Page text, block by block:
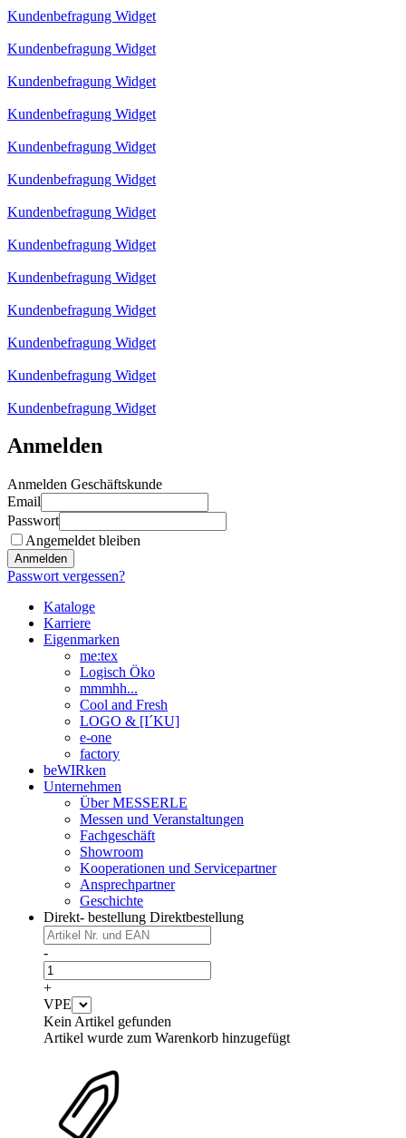
Kundenbefragung Widget
Kundenbefragung Widget
Kundenbefragung Widget
Kundenbefragung Widget
Kundenbefragung Widget
Kundenbefragung Widget
Kundenbefragung Widget
Kundenbefragung Widget
Kundenbefragung Widget
Kundenbefragung Widget
Kundenbefragung Widget
Kundenbefragung Widget
Kundenbefragung Widget
Anmelden
Anmelden Geschäftskunde
Email
Passwort
Angemeldet bleiben
Anmelden
Passwort vergessen?
Kataloge
Karriere
Eigenmarken
me:tex
Logisch Öko
mmmhh...
Cool and Fresh
LOGO & [I´KU]
e-one
factory
beWIRken
Unternehmen
Über MESSERLE
Messen und Veranstaltungen
Fachgeschäft
Showroom
Kooperationen und Servicepartner
Ansprechpartner
Geschichte
Direkt- bestellung Direktbestellung
-
+
VPE
Kein Artikel gefunden
Artikel wurde zum Warenkorb hinzugefügt